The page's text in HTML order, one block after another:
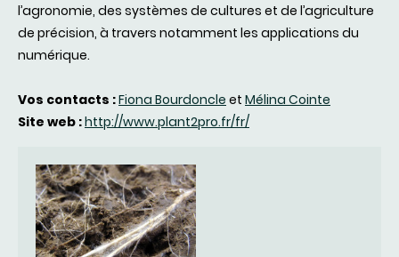
l’agronomie, des systèmes de cultures et de l’agriculture
de précision, à travers notamment les applications du
numérique.
Vos contacts :Fiona Bourdoncle et Mélina Cointe
Site web :http://www.plant2pro.fr/fr/